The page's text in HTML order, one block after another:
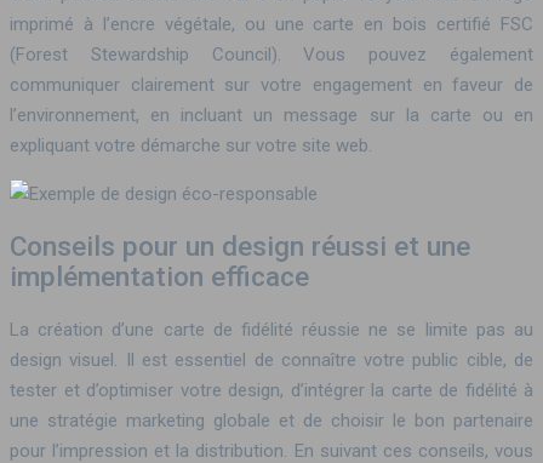
imprimé à l’encre végétale, ou une carte en bois certifié FSC
(Forest Stewardship Council). Vous pouvez également
communiquer clairement sur votre engagement en faveur de
l’environnement, en incluant un message sur la carte ou en
expliquant votre démarche sur votre site web.
Conseils pour un design réussi et une
implémentation efficace
La création d’une carte de fidélité réussie ne se limite pas au
design visuel. Il est essentiel de connaître votre public cible, de
tester et d’optimiser votre design, d’intégrer la carte de fidélité à
une stratégie marketing globale et de choisir le bon partenaire
pour l’impression et la distribution. En suivant ces conseils, vous